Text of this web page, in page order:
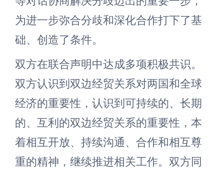
为进一步弥合分歧和深化合作打下了基
础、创造了条件。
双方在联合声明中达成多项积极共识。
双方认识到双边经贸关系对两国和全球
经济的重要性，认识到可持续的、长期
的、互利的双边经贸关系的重要性，本
着相互开放、持续沟通、合作和相互尊
重的精神，继续推进相关工作。双方同